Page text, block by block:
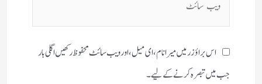
اس براؤزر میں میرا نام، ای میل، اور ویب سائٹ محفوظ رکھیں اگلی بار
جب میں تبصرہ کرنے کےلیے۔